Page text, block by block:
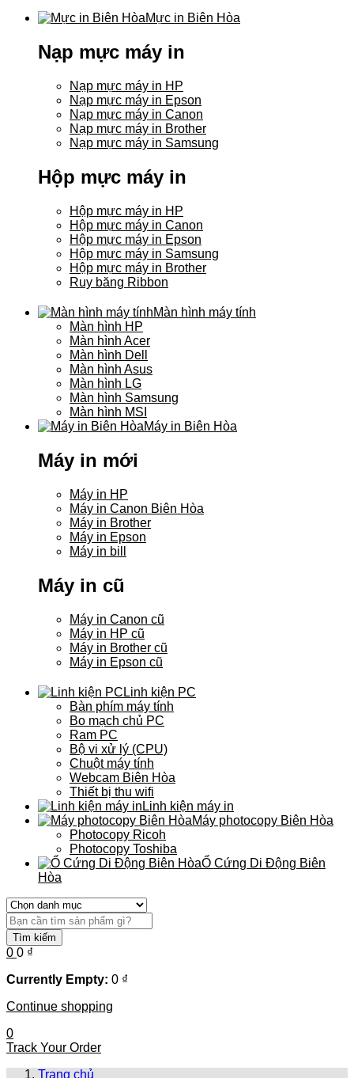
Mực in Biên Hòa
Nạp mực máy in
Nạp mực máy in HP
Nạp mực máy in Epson
Nạp mực máy in Canon
Nạp mực máy in Brother
Nạp mực máy in Samsung
Hộp mực máy in
Hộp mực máy in HP
Hộp mực máy in Canon
Hộp mực máy in Epson
Hộp mực máy in Samsung
Hộp mực máy in Brother
Ruy băng Ribbon
Màn hình máy tính
Màn hình HP
Màn hình Acer
Màn hình Dell
Màn hình Asus
Màn hình LG
Màn hình Samsung
Màn hình MSI
Máy in Biên Hòa
Máy in mới
Máy in HP
Máy in Canon Biên Hòa
Máy in Brother
Máy in Epson
Máy in bill
Máy in cũ
Máy in Canon cũ
Máy in HP cũ
Máy in Brother cũ
Máy in Epson cũ
Linh kiện PC
Bàn phím máy tính
Bo mạch chủ PC
Ram PC
Bộ vi xử lý (CPU)
Chuột máy tính
Webcam Biên Hòa
Thiết bị thu wifi
Linh kiện máy in
Máy photocopy Biên Hòa
Photocopy Ricoh
Photocopy Toshiba
Ổ Cứng Di Động Biên
Hòa
Tìm kiếm
0 0 ₫
Currently Empty: 0 ₫
Continue shopping
0
Track Your Order
Trang chủ